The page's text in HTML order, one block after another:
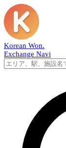
Korean Won.
Exchange Navi